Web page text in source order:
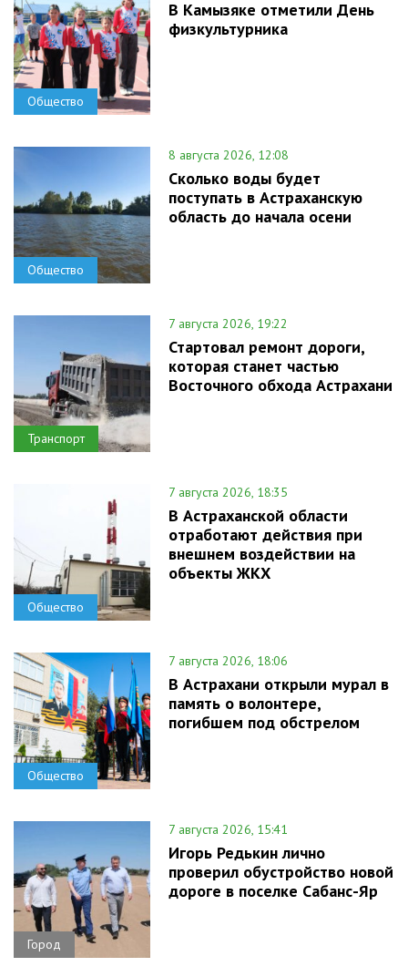
Общество
В Камызяке отметили День
физкультурника
Общество
8 августа 2026, 12:08
Сколько воды будет
поступать в Астраханскую
область до начала осени
Транспорт
7 августа 2026, 19:22
Стартовал ремонт дороги,
которая станет частью
Восточного обхода Астрахани
Общество
7 августа 2026, 18:35
В Астраханской области
отработают действия при
внешнем воздействии на
объекты ЖКХ
Общество
7 августа 2026, 18:06
В Астрахани открыли мурал в
память о волонтере,
погибшем под обстрелом
Город
7 августа 2026, 15:41
Игорь Редькин лично
проверил обустройство новой
дороге в поселке Сабанс-Яр